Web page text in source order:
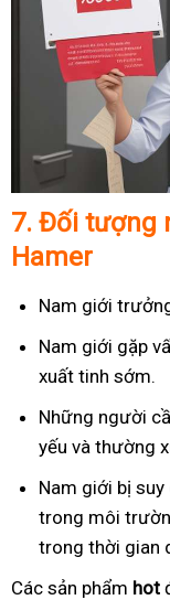
7. Đối tượng
Hamer
Nam giới
Nam giới gặp
xuất tinh sớm.
Những người
yếu và thường
Nam giới bị
trong môi
trong thời gian
Các sản phẩm hot